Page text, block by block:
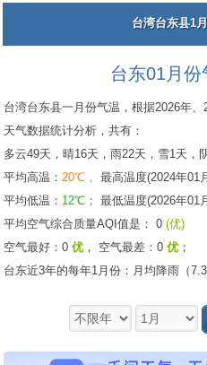
台湾台东县1
台东01月份
台湾台东县一月份气温，根据2026年
天气数据统计分析，共有：
多云49天，晴16天，雨22天，雪1天，
平均高温： 20℃， 最高温度(2024年01
平均低温： 12℃； 最低温度(2026年01
平均空气综合质量AQI值是： 0 (优)
空气最好：0 优 ， 空气最差：0 优 ；
台东近3年的每年1月份：月均降雨（